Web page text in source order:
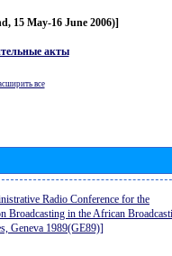
15 May-16 June 2006)]
акты
все
Radio Conference for the
Broadcasting in the African
Geneva 1989(GE89)]